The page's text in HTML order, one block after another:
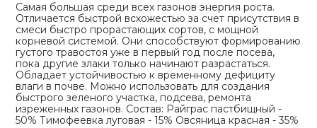
Самая большая среди всех газонов энергия роста.
Отличается быстрой всхожестью за счет присутствия в
смеси быстро прорастающих сортов, с мощной
корневой системой. Они способствуют формированию
густого травостоя уже в первый год после посева,
пока другие злаки только начинают разрастаться.
Обладает устойчивостью к временному дефициту
влаги в почве. Можно использовать для создания
быстрого зеленого участка, подсева, ремонта
изреженных газонов. Состав: Райграс пастбищный -
50% Тимофеевка луговая - 15% Овсяница красная - 35%